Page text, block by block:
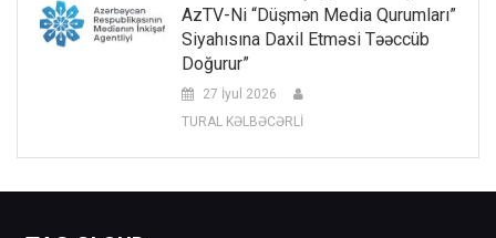
AzTV-Ni “düşmən Media Qurumları”
Siyahısına Daxil Etməsi Təəccüb
Doğurur”
27 İyul 2026
TURAL KƏLBƏCƏRLİ